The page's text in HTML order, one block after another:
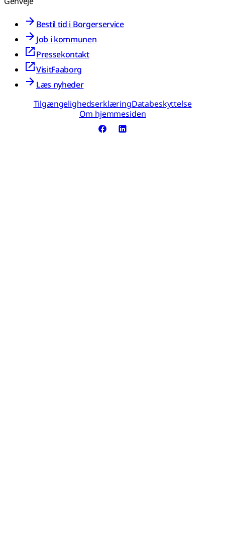
Bestil tid i Borgerservice
Job i kommunen
Pressekontakt
VisitFaaborg
Læs nyheder
TilgængelighedserklæringDatabeskyttelse
Om hjemmesiden